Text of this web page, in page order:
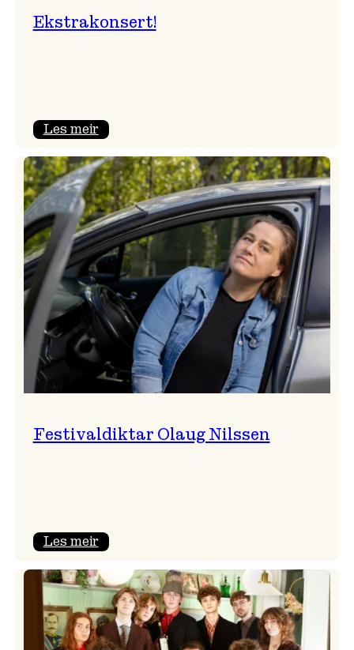
Ekstrakonsert!
Les meir:
Festivaldiktar Olaug Nilssen
Les meir:
Olaug
Nilssen